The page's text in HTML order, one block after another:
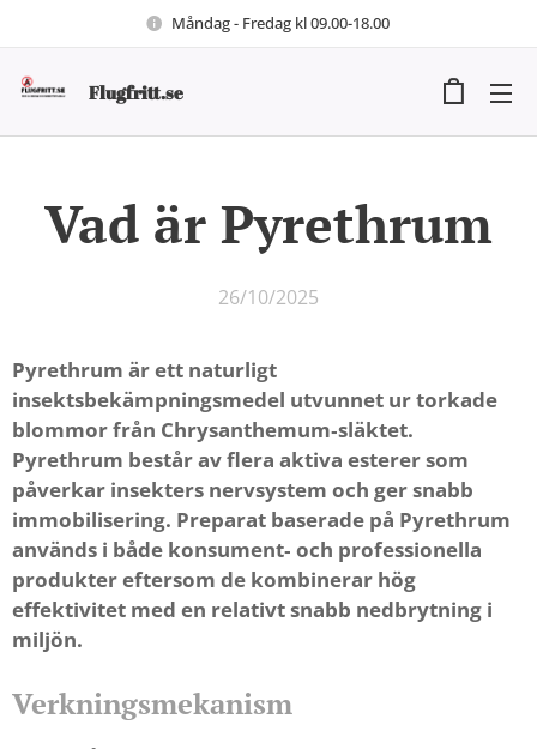
Måndag - Fredag kl 09.00-18.00
Flugfritt.se
Vad är Pyrethrum
26/10/2025
Pyrethrum är ett naturligt
insektsbekämpningsmedel utvunnet ur torkade
blommor från Chrysanthemum‑släktet.
Pyrethrum består av flera aktiva esterer som
påverkar insekters nervsystem och ger snabb
immobilisering. Preparat baserade på Pyrethrum
används i både konsument‑ och professionella
produkter eftersom de kombinerar hög
effektivitet med en relativt snabb nedbrytning i
miljön.
Verkningsmekanism